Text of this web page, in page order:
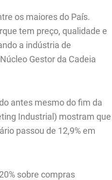
os maiores do País.
tem preço, qualidade e
a indústria de
Gestor da Cadeia
antes mesmo do fim da
Industrial) mostram que
passou de 12,9% em
sobre compras